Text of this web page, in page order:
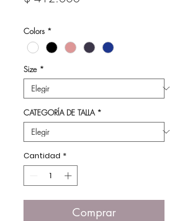
Colors *
Size *
CATEGORÍA DE TALLA *
Cantidad *
Comprar